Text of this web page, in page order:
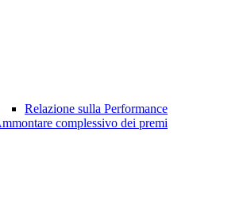
Relazione sulla Performance
complessivo dei premi